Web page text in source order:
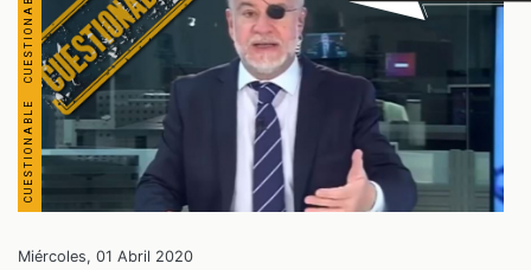
Miércoles, 01 Abril 2020